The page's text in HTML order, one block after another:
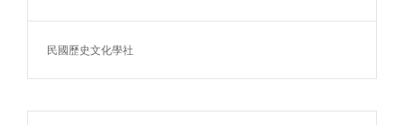
TAGS
民國歷史文化學社